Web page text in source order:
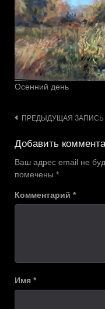
Осенний день
Навигация
записям
ПРЕДЫДУЩАЯ ЗАПИСЬ
Добавить
Ваш адрес email не
помечены *
Комментарий *
Имя *